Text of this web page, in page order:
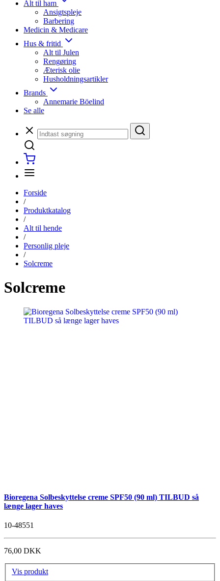
Alt til ham
Ansigtspleje
Barbering
Medicin & Medicare
Hus & fritid
Alt til Julen
Rengøring
Æterisk olie
Husholdningsartikler
Brands
Annemarie Böelind
Se alle
Forside
/
Produktkatalog
/
Alt til hende
/
Personlig pleje
/
Solcreme
Solcreme
Bioregena Solbeskyttelse creme SPF50 (90 ml) TILBUD så
længe lager haves
10-48551
76,00 DKK
Vis produkt